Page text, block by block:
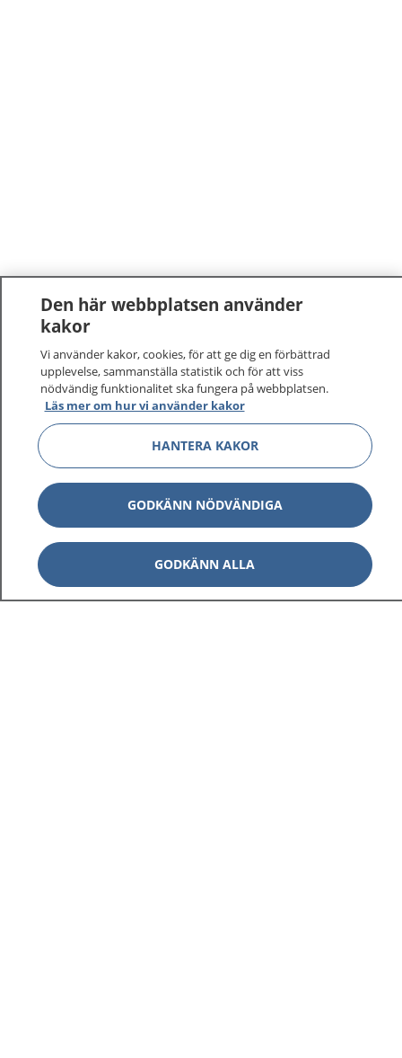
Den här webbplatsen använder
kakor
Vi använder kakor, cookies, för att ge dig en förbättrad
upplevelse, sammanställa statistik och för att viss
nödvändig funktionalitet ska fungera på webbplatsen.
Läs mer om hur vi använder kakor
HANTERA KAKOR
GODKÄNN NÖDVÄNDIGA
GODKÄNN ALLA